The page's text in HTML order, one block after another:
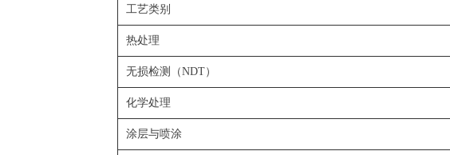
工艺类别
热处理
无损检测（NDT）
化学处理
涂层与喷涂